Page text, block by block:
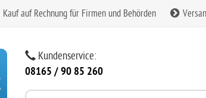
Kauf auf Rechnung für Firmen und Behörden
Kundenservice:
08165 / 90 85 260